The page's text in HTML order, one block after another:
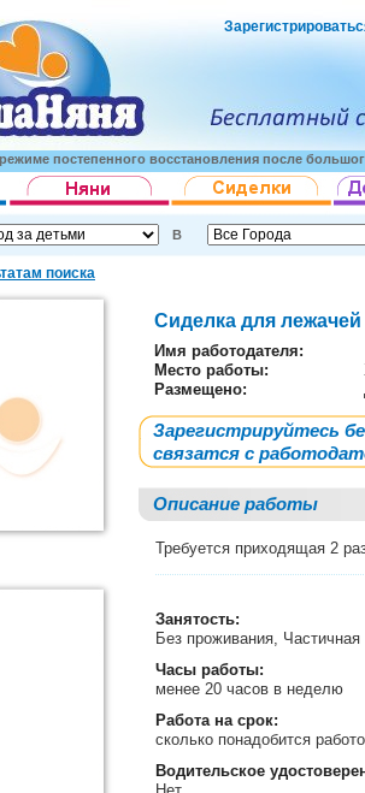
постепенного восстановления после
В
поиска
Сиделка для
Имя работодателя:
Место работы:
Размещено:
Зарегистрируйтесь
связатся с
Описание работы
Требуется приходящая 2
Занятость:
Без проживания, Частичная
Часы работы:
менее 20 часов в неделю
Работа на срок:
сколько понадобится
Водительское